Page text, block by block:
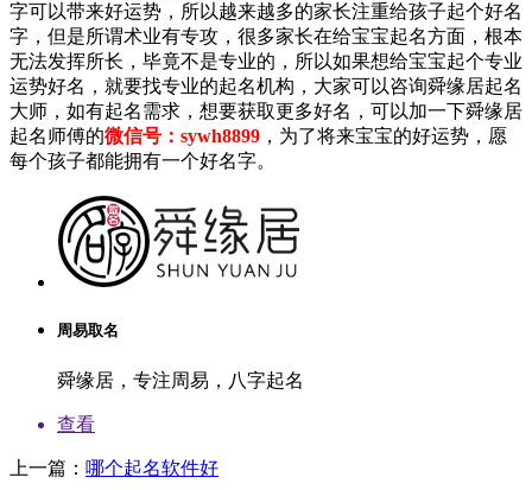
字可以带来好运势，所以越来越多的家长注重给孩子起个好名
字，但是所谓术业有专攻，很多家长在给宝宝起名方面，根本
无法发挥所长，毕竟不是专业的，所以如果想给宝宝起个专业
运势好名，就要找专业的起名机构，大家可以咨询舜缘居起名
大师，如有起名需求，想要获取更多好名，可以加一下舜缘居
起名师傅的微信号：sywh8899 ，为了将来宝宝的好运势，愿
每个孩子都能拥有一个好名字。
周易取名
舜缘居，专注周易，八字起名
查看
上一篇： 哪个起名软件好